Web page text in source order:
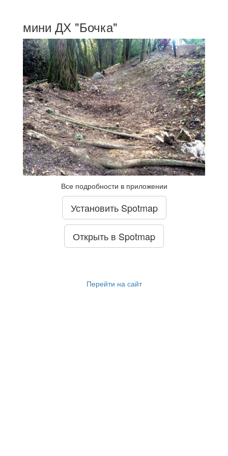
мини ДХ "Бочка"
Все подробности в приложении
Установить Spotmap
Открыть в Spotmap
Перейти на сайт